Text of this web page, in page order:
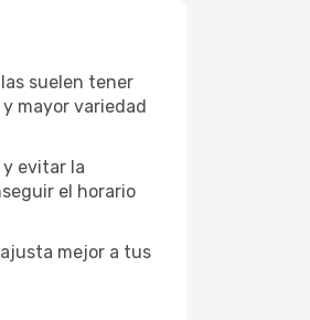
suelen tener
mayor variedad
evitar la
el horario
mejor a tus